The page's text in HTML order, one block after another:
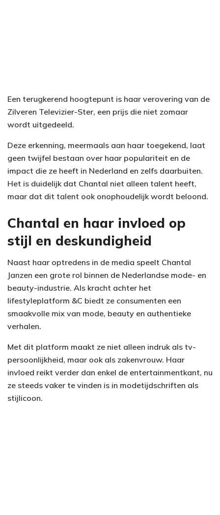
Een terugkerend hoogtepunt is haar verovering van de
Zilveren Televizier-Ster, een prijs die niet zomaar
wordt uitgedeeld.
Deze erkenning, meermaals aan haar toegekend, laat
geen twijfel bestaan over haar populariteit en de
impact die ze heeft in Nederland en zelfs daarbuiten.
Het is duidelijk dat Chantal niet alleen talent heeft,
maar dat dit talent ook onophoudelijk wordt beloond.
Chantal en haar invloed op
stijl en deskundigheid
Naast haar optredens in de media speelt Chantal
Janzen een grote rol binnen de Nederlandse mode- en
beauty-industrie. Als kracht achter het
lifestyleplatform &C biedt ze consumenten een
smaakvolle mix van mode, beauty en authentieke
verhalen.
Met dit platform maakt ze niet alleen indruk als tv-
persoonlijkheid, maar ook als zakenvrouw. Haar
invloed reikt verder dan enkel de entertainmentkant, nu
ze steeds vaker te vinden is in modetijdschriften als
stijlicoon.